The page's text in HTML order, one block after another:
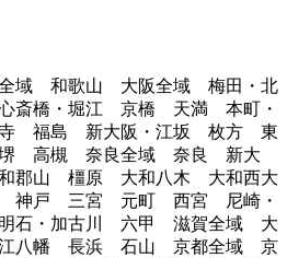
域 和歌山 大阪全域 梅田・北
斎橋・堀江 京橋 天満 本町・
福島 新大阪・江坂 枚方 東
高槻 奈良全域 奈良 新大
郡山 橿原 大和八木 大和西大
神戸 三宮 元町 西宮 尼崎・
石・加古川 六甲 滋賀全域 大
八幡 長浜 石山 京都全域 京